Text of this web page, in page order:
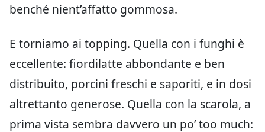
benché nient’affatto gommosa.
E torniamo ai topping. Quella con i funghi è
eccellente: fiordilatte abbondante e ben
distribuito, porcini freschi e saporiti, e in dosi
altrettanto generose. Quella con la scarola, a
prima vista sembra davvero un po’ too much: